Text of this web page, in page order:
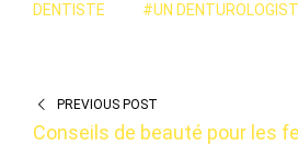
DENTISTE
#UN
PREVIOUS POST
Conseils de beauté pour les